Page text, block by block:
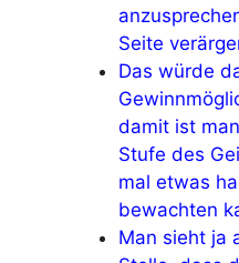
Seite
Das würde
damit ist
Stufe des
mal etwas
bewachten
Man sieht ja